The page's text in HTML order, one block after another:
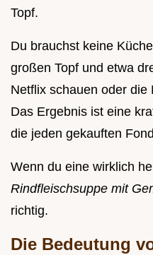
Topf.
Du brauchst keine
großen Topf und etwa
Netflix schauen oder die
Das Ergebnis ist eine
die jeden gekauften
Wenn du eine wirklich
Rindfleischsuppe mit
richtig.
Die Bedeutung